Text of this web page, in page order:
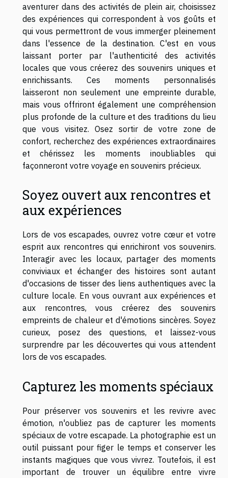
aventurer dans des activités de plein air, choisissez
des expériences qui correspondent à vos goûts et
qui vous permettront de vous immerger pleinement
dans l'essence de la destination. C'est en vous
laissant porter par l'authenticité des activités
locales que vous créerez des souvenirs uniques et
enrichissants. Ces moments personnalisés
laisseront non seulement une empreinte durable,
mais vous offriront également une compréhension
plus profonde de la culture et des traditions du lieu
que vous visitez. Osez sortir de votre zone de
confort, recherchez des expériences extraordinaires
et chérissez les moments inoubliables qui
façonneront votre voyage en souvenirs précieux.
Soyez ouvert aux rencontres et
aux expériences
Lors de vos escapades, ouvrez votre cœur et votre
esprit aux rencontres qui enrichiront vos souvenirs.
Interagir avec les locaux, partager des moments
conviviaux et échanger des histoires sont autant
d'occasions de tisser des liens authentiques avec la
culture locale. En vous ouvrant aux expériences et
aux rencontres, vous créerez des souvenirs
empreints de chaleur et d'émotions sincères. Soyez
curieux, posez des questions, et laissez-vous
surprendre par les découvertes qui vous attendent
lors de vos escapades.
Capturez les moments spéciaux
Pour préserver vos souvenirs et les revivre avec
émotion, n'oubliez pas de capturer les moments
spéciaux de votre escapade. La photographie est un
outil puissant pour figer le temps et conserver les
instants magiques que vous vivrez. Toutefois, il est
important de trouver un équilibre entre vivre